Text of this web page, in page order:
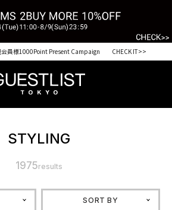
規会員様1000Point Present Campaign CHECK IT>>
STYLING
1975results
SORT BY